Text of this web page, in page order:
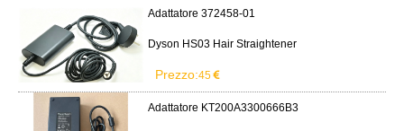
Adattatore 372458-01
Dyson HS03 Hair Straightener
Prezzo:45
Adattatore KT200A3300666B3